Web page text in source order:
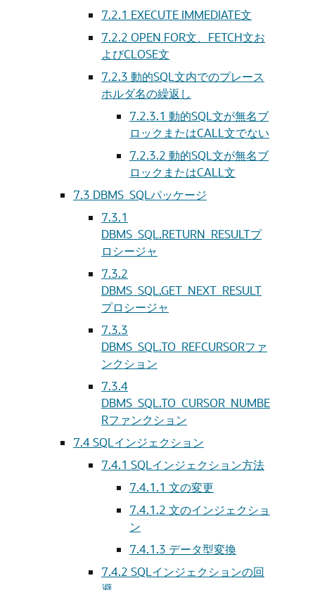
7.2.1 EXECUTE IMMEDIATE文
7.2.2 OPEN FOR文、FETCH文お
よびCLOSE文
7.2.3 動的SQL文内でのプレース
ホルダ名の繰返し
7.2.3.1 動的SQL文が無名ブ
ロックまたはCALL文でない
7.2.3.2 動的SQL文が無名ブ
ロックまたはCALL文
7.3 DBMS_SQLパッケージ
7.3.1
DBMS_SQL.RETURN_RESULTプ
ロシージャ
7.3.2
DBMS_SQL.GET_NEXT_RESULT
プロシージャ
7.3.3
DBMS_SQL.TO_REFCURSORファ
ンクション
7.3.4
DBMS_SQL.TO_CURSOR_NUMBE
Rファンクション
7.4SQLインジェクション
7.4.1 SQLインジェクション方法
7.4.1.1 文の変更
7.4.1.2 文のインジェクショ
ン
7.4.1.3 データ型変換
7.4.2 SQLインジェクションの回